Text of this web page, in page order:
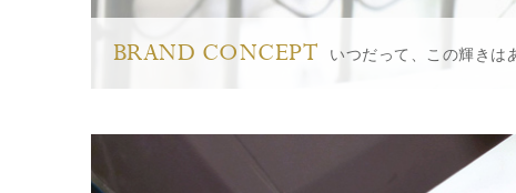
BRAND CONCEPT いつだって、この輝きは